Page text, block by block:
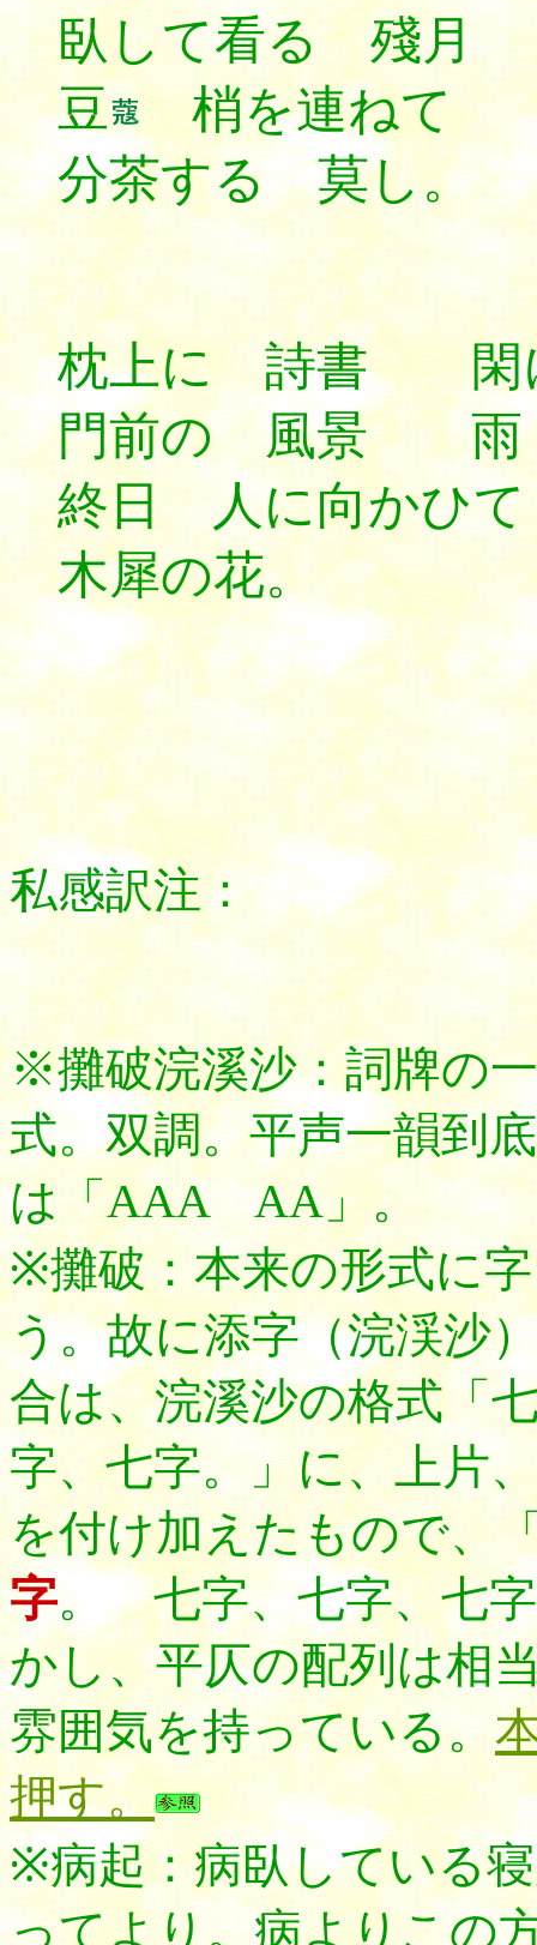
臥して看る 殘月
豆 梢を連ねて
分茶する 莫し。
枕上に 詩書 閑
門前の 風景 雨
終日 人に向か
木犀の花。
私感訳注：
※攤破浣溪沙：詞牌の
式。双調。平声一韻到
は「AAA AA」。
※攤破：本来の形式に
う。故に添字（浣渓沙
合は、浣溪沙の格式「
字、七字。」に、上片
を付け加えたもので、
字。 七字、七字、七
かし、平仄の配列は相
雰囲気を持っている。
押す。
※病起：病臥している
ってより。病よりこの